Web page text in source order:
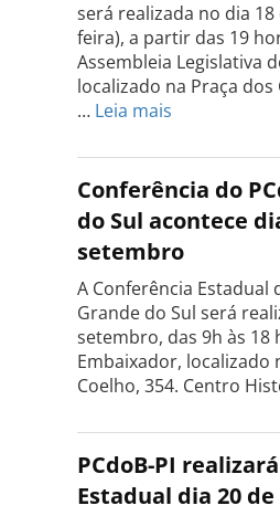
será realizada no dia
feira), a partir das 19
Assembleia Legislativa
localizado na Praça dos
… Leia mais
Estadual
do
Tocantins
será
realizada
dia
18
de
setembro
Conferência do
do Sul acontece
setembro
A Conferência Estadual
Grande do Sul será
setembro, das 9h às 18
Embaixador, localizado
Coelho, 354. Centro
PCdoB-PI
Estadual dia 20